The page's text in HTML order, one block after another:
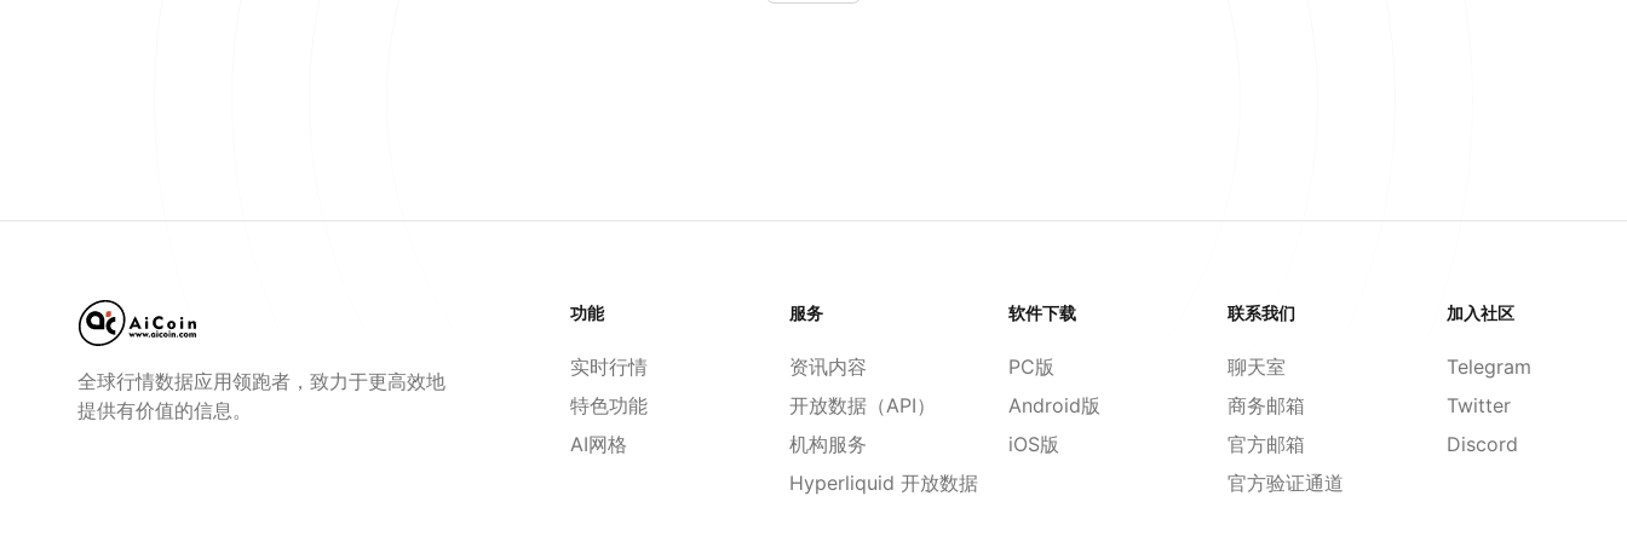
全球行情数据应用领跑者，致力于更高效地
提供有价值的信息。
功能
实时行情
特色功能
AI网格
服务
资讯内容
开放数据（API）
机构服务
Hyperliquid 开放数据
软件下载
PC版
Android版
iOS版
联系我们
聊天室
商务邮箱
官方邮箱
官方验证通道
加入社区
Telegram
Twitter
Discord